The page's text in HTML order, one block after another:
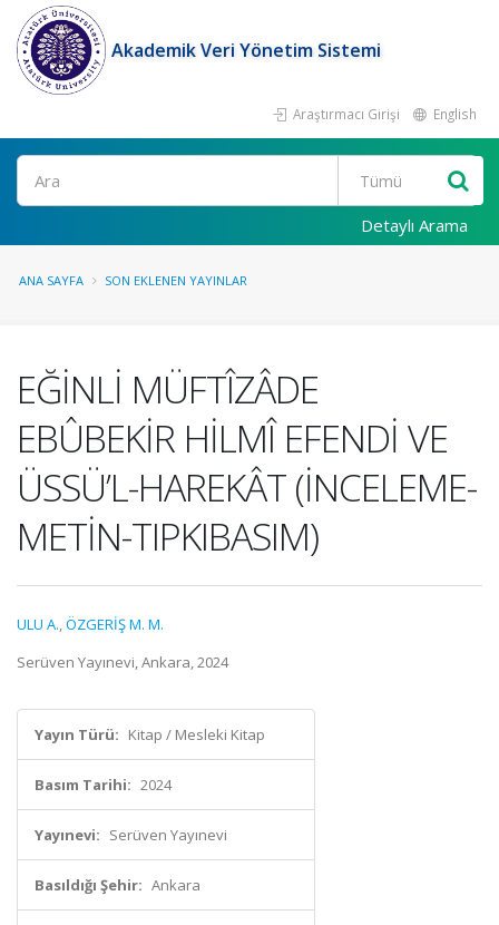
Akademik Veri Yönetim Sistemi
Araştırmacı Girişi English
Ara
Detaylı Arama
ANA SAYFA SON EKLENEN YAYINLAR
EĞİNLİ MÜFTÎZÂDE
EBÛBEKİR HİLMÎ EFENDİ VE
ÜSSÜ’L-HAREKÂT (İNCELEME-
METİN-TIPKIBASIM)
ULU A.,ÖZGERİŞ M. M.
Serüven Yayınevi, Ankara, 2024
Yayın Türü: Kitap / Mesleki Kitap
Basım Tarihi: 2024
Yayınevi: Serüven Yayınevi
Basıldığı Şehir: Ankara